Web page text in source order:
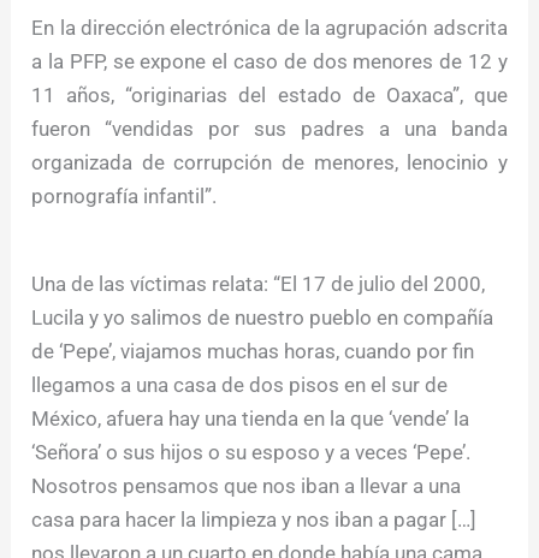
En la dirección electrónica de la agrupación adscrita
a la PFP, se expone el caso de dos menores de 12 y
11 años, “originarias del estado de Oaxaca”, que
fueron “vendidas por sus padres a una banda
organizada de corrupción de menores, lenocinio y
pornografía infantil”.
Una de las víctimas relata: “El 17 de julio del 2000,
Lucila y yo salimos de nuestro pueblo en compañía
de ‘Pepe’, viajamos muchas horas, cuando por fin
llegamos a una casa de dos pisos en el sur de
México, afuera hay una tienda en la que ‘vende’ la
‘Señora’ o sus hijos o su esposo y a veces ‘Pepe’.
Nosotros pensamos que nos iban a llevar a una
casa para hacer la limpieza y nos iban a pagar […]
nos llevaron a un cuarto en donde había una cama